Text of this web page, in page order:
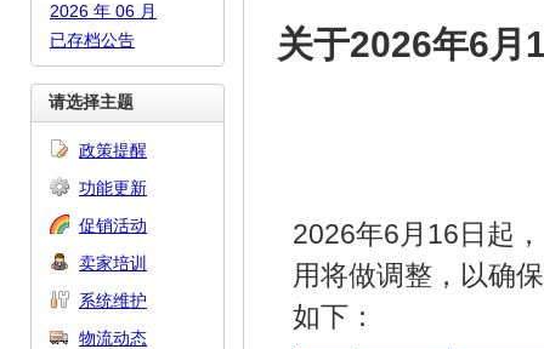
2026 年 06 月
已存档公告
请选择主题
政策提醒
功能更新
促销活动
卖家培训
系统维护
物流动态
关于2026年6月
2026年6月16日起
用将做调整，以确
如下：